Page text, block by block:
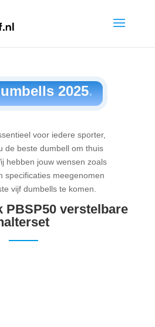
2025.
voor iedere sporter,
de beste dumbell om thuis
hebben jouw wensen zoals
specificaties meegenomen
vijf dumbells te komen.
PBSP50 verstelbare